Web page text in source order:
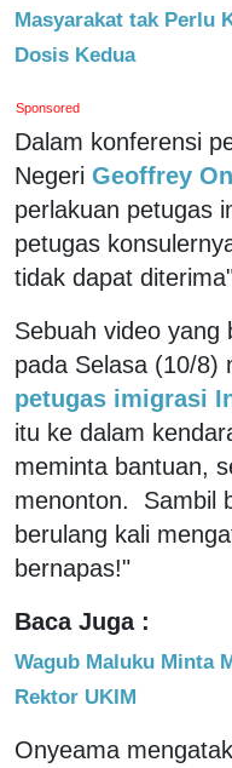
Masyarakat tak Perlu
Dosis Kedua
Sponsored
Dalam konferensi
Negeri Geoffrey
perlakuan petugas
petugas
tidak dapat
Sebuah video yang
pada Selasa (10/8)
petugas imigrasi
itu ke dalam
meminta bantuan,
menonton. Sambil
berulang kali
bernapas!"
Baca Juga :
Wagub Maluku Minta
Rektor UKIM
Onyeama